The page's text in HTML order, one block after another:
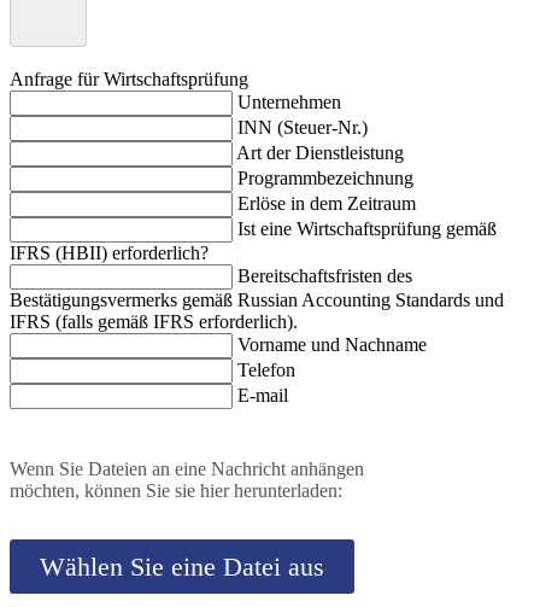
Anfrage für Wirtschaftsprüfung
Unternehmen
INN (Steuer-Nr.)
Art der Dienstleistung
Programmbezeichnung
Erlöse in dem Zeitraum
Ist eine Wirtschaftsprüfung gemäß
IFRS (HBII) erforderlich?
Bereitschaftsfristen des
Bestätigungsvermerks gemäß Russian Accounting Standards und
IFRS (falls gemäß IFRS erforderlich).
Vorname und Nachname
Telefon
E-mail
Wenn Sie Dateien an eine Nachricht anhängen
möchten, können Sie sie hier herunterladen:
Wählen Sie eine Datei aus